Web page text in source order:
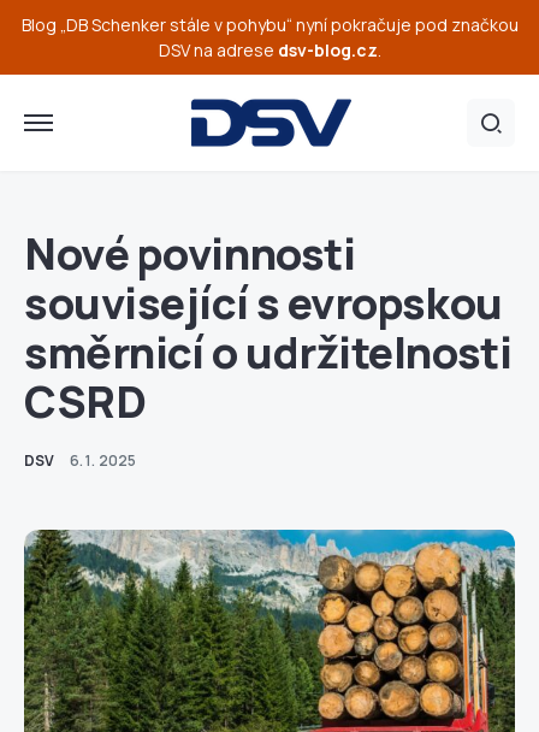
Blog „DB Schenker stále v pohybu“ nyní pokračuje pod značkou
DSV na adrese dsv-blog.cz.
Nové povinnosti
související s evropskou
směrnicí o udržitelnosti
CSRD
DSV 6. 1. 2025